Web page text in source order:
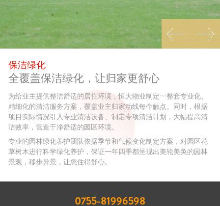
保洁绿化
全覆盖保洁绿化，让归家更舒心
为给业主提供整洁舒适的居住环境，恒大物业制定一整套专业化、
精细化的清洁服务方案，覆盖业主归家动线每个触点。同时，根据
项目实际情况引入专业清洁设备、制定专项清洁计划，大幅提高清
洁效率，营造干净舒适的园区环境。
专业的园林绿化养护团队依据季节和气候变化制定方案，对园区花
草树木进行科学绿化养护，保证一年四季都呈现出美轮美奂的园林
景观，移步异景，让您住得舒心。
0755-81996598